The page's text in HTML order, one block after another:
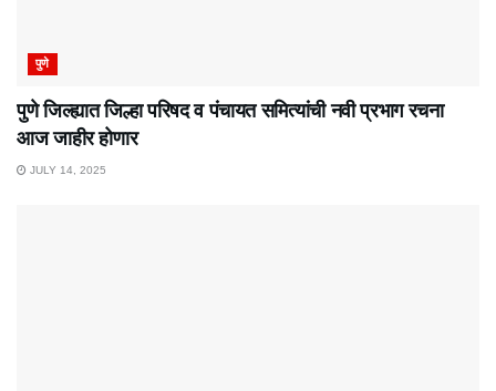
पुणे
पुणे जिल्ह्यात जिल्हा परिषद व पंचायत समित्यांची नवी प्रभाग रचना
आज जाहीर होणार
JULY 14, 2025